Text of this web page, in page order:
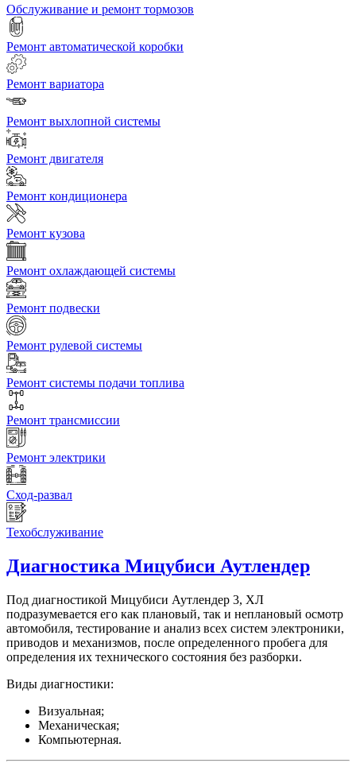
Обслуживание и ремонт тормозов
Ремонт автоматической коробки
Ремонт вариатора
Ремонт выхлопной системы
Ремонт двигателя
Ремонт кондиционера
Ремонт кузова
Ремонт охлаждающей системы
Ремонт подвески
Ремонт рулевой системы
Ремонт системы подачи топлива
Ремонт трансмиссии
Ремонт электрики
Сход-развал
Техобслуживание
Диагностика Мицубиси Аутлендер
Под диагностикой Мицубиси Аутлендер 3, ХЛ
подразумевается его как плановый, так и неплановый осмотр
автомобиля, тестирование и анализ всех систем электроники,
приводов и механизмов, после определенного пробега для
определения их технического состояния без разборки.
Виды диагностики:
Визуальная;
Механическая;
Компьютерная.